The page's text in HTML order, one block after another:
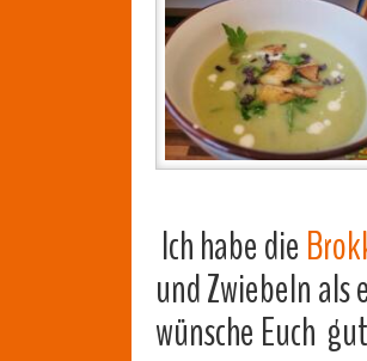
Ich habe die
und Zwiebeln als
wünsche Euch